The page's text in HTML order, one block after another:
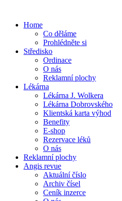
Home
Co děláme
Prohlédněte si
Středisko
Ordinace
O nás
Reklamní plochy
Lékárna
Lékárna J. Wolkera
Lékárna Dobrovského
Klientská karta výhod
Benefity
E-shop
Rezervace léků
O nás
Reklamní plochy
Angis revue
Aktuální číslo
Archiv čísel
Ceník inzerce